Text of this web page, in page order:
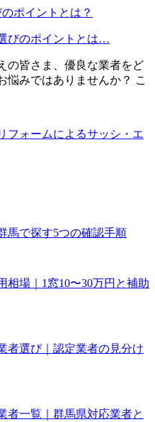
びのポイントとは…
の皆さま、優良な業者をど
悩みではありませんか？ こ
ォームによるサッシ・エ
馬で探す5つの確認手順
相場｜1窓10〜30万円と補助
者選び｜認定業者の見分け
者一覧｜群馬県対応業者と